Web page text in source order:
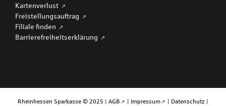
Kartenverlust
Freistellungsauftrag
Filiale finden
Barriere­freiheits­erklärung
Rheinhessen Sparkasse © 2025 | AGB | Impressum | Datenschutz |